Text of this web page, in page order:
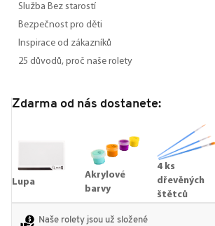
Služba Bez starostí
Bezpečnost pro děti
Inspirace od zákazníků
25 důvodů, proč naše rolety
Zdarma od nás dostanete:
Lupa
Akrylové
barvy
4 ks
dřevěných
štětců
Naše rolety jsou už složené